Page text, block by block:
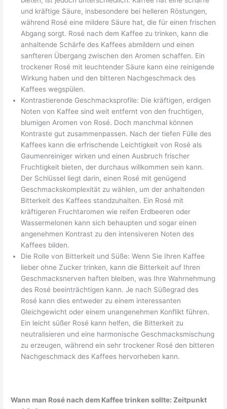
und kräftige Säure, insbesondere bei helleren Röstungen,
während Rosé eine mildere Säure hat, die für einen frischen
Abgang sorgt. Rosé nach dem Kaffee zu trinken, kann die
anhaltende Schärfe des Kaffees abmildern und einen
sanfteren Übergang zwischen den Aromen schaffen. Ein
trockener Rosé mit leuchtender Säure kann eine reinigende
Wirkung haben und den bitteren Nachgeschmack des
Kaffees wegspülen.
Kontrastierende Geschmacksprofile: Die kräftigen, erdigen
Noten von Kaffee sind weit entfernt von den fruchtigen,
blumigen Aromen von Rosé. Doch manchmal können
Kontraste gut zusammenpassen. Nach der tiefen Fülle des
Kaffees kann die erfrischende Leichtigkeit von Rosé als
Gaumenreiniger wirken und einen Ausbruch frischer
Fruchtigkeit bieten, der durchaus willkommen sein kann.
Der Schlüssel liegt darin, einen Rosé mit genügend
Geschmackskomplexität zu wählen, um der anhaltenden
Bitterkeit des Kaffees standzuhalten. Ein Rosé mit
kräftigeren Fruchtaromen wie reifen Erdbeeren oder
Wassermelonen kann sich behaupten und sogar einen
angenehmen Kontrast zu den intensiveren Noten des
Kaffees bilden.
Die Rolle von Bitterkeit und Süße: Wenn Sie Ihren Kaffee
lieber ohne Zucker trinken, kann die Bitterkeit auf Ihren
Geschmacksnerven haften bleiben, was Ihre Wahrnehmung
des Rosé beeinträchtigen kann. Je nach Süßegrad des
Rosé kann dies entweder zu einem interessanten
Gleichgewicht oder einem unangenehmen Konflikt führen.
Ein leicht süßer Rosé kann helfen, die Bitterkeit zu
neutralisieren und eine harmonische Geschmacksmischung
zu erzeugen, während ein sehr trockener Rosé den bitteren
Nachgeschmack des Kaffees hervorheben kann.
Wann man Rosé nach dem Kaffee trinken sollte: Zeitpunkt